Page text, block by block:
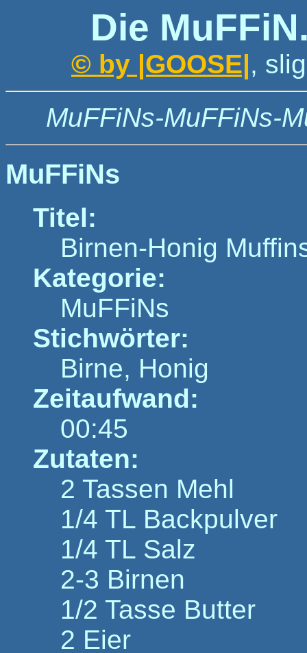
Die
© by |GOOSE|,
MuFFiNs-MuFFiNs-
MuFFiNs
Titel:
Birnen-Honig
Kategorie:
MuFFiNs
Stichwörter:
Birne, Honig
Zeitaufwand:
00:45
Zutaten:
2 Tassen Mehl
1/4 TL Backpulver
1/4 TL Salz
2-3 Birnen
1/2 Tasse Butter
2 Eier